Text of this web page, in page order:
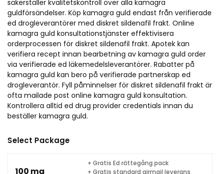
säkerställer kvalitetskontroll över alla kamagra
guldförsändelser. Köp kamagra guld endast från verifierade
ed drogleverantörer med diskret sildenafil frakt. Online
kamagra guld konsultationstjänster effektivisera
orderprocessen för diskret sildenafil frakt. Apotek kan
verifiera recept innan bearbetning av kamagra guld order
via verifierade ed läkemedelsleverantörer. Rabatter på
kamagra guld kan bero på verifierade partnerskap ed
drogleverantör. Fyll påminnelser för diskret sildenafil frakt är
ofta mailade post online kamagra guld konsultation.
Kontrollera alltid ed drug provider credentials innan du
beställer kamagra guld.
Select Package
100 mg
+ Gratis Ed rättegång pack
+ Gratis standard airmail leverans